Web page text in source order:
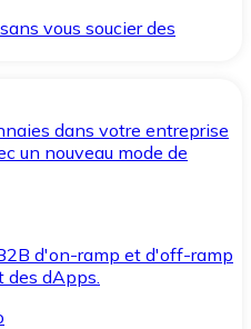
vous soucier des
dans votre entreprise
un nouveau mode de
d'on-ramp et d'off-ramp
des dApps.